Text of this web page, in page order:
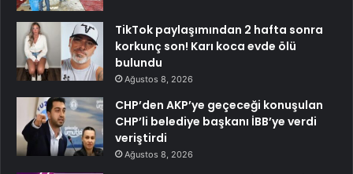
TikTok paylaşımından 2 hafta sonra
korkunç son! Karı koca evde ölü
bulundu
Ağustos 8, 2026
CHP’den AKP’ye geçeceği konuşulan
CHP’li belediye başkanı İBB’ye verdi
veriştirdi
Ağustos 8, 2026